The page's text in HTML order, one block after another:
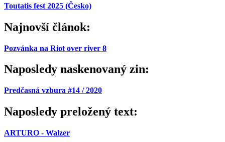
Toutatis fest 2025 (Česko)
Najnovší článok:
Pozvánka na Riot over river 8
Naposledy naskenovaný zin:
Predčasná vzbura #14 / 2020
Naposledy preložený text:
ARTURO - Walzer